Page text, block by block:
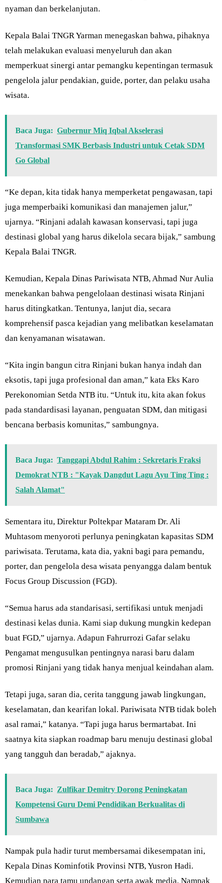
nyaman dan berkelanjutan.
Kepala Balai TNGR Yarman menegaskan bahwa, pihaknya
telah melakukan evaluasi menyeluruh dan akan
memperkuat sinergi antar pemangku kepentingan termasuk
pengelola jalur pendakian, guide, porter, dan pelaku usaha
wisata.
Baca Juga: Gubernur Miq Iqbal Akselerasi
Transformasi SMK Berbasis Industri untuk Cetak SDM
Go Global
“Ke depan, kita tidak hanya memperketat pengawasan, tapi
juga memperbaiki komunikasi dan manajemen jalur,”
ujarnya. “Rinjani adalah kawasan konservasi, tapi juga
destinasi global yang harus dikelola secara bijak,” sambung
Kepala Balai TNGR.
Kemudian, Kepala Dinas Pariwisata NTB, Ahmad Nur Aulia
menekankan bahwa pengelolaan destinasi wisata Rinjani
harus ditingkatkan. Tentunya, lanjut dia, secara
komprehensif pasca kejadian yang melibatkan keselamatan
dan kenyamanan wisatawan.
“Kita ingin bangun citra Rinjani bukan hanya indah dan
eksotis, tapi juga profesional dan aman,” kata Eks Karo
Perekonomian Setda NTB itu. “Untuk itu, kita akan fokus
pada standardisasi layanan, penguatan SDM, dan mitigasi
bencana berbasis komunitas,” sambungnya.
Baca Juga: Tanggapi Abdul Rahim : Sekretaris Fraksi
Demokrat NTB : "Kayak Dangdut Lagu Ayu Ting Ting :
Salah Alamat"
Sementara itu, Direktur Poltekpar Mataram Dr. Ali
Muhtasom menyoroti perlunya peningkatan kapasitas SDM
pariwisata. Terutama, kata dia, yakni bagi para pemandu,
porter, dan pengelola desa wisata penyangga dalam bentuk
Focus Group Discussion (FGD).
“Semua harus ada standarisasi, sertifikasi untuk menjadi
destinasi kelas dunia. Kami siap dukung mungkin kedepan
buat FGD,” ujarnya. Adapun Fahrurrozi Gafar selaku
Pengamat mengusulkan pentingnya narasi baru dalam
promosi Rinjani yang tidak hanya menjual keindahan alam.
Tetapi juga, saran dia, cerita tanggung jawab lingkungan,
keselamatan, dan kearifan lokal. Pariwisata NTB tidak boleh
asal ramai,” katanya. “Tapi juga harus bermartabat. Ini
saatnya kita siapkan roadmap baru menuju destinasi global
yang tangguh dan beradab,” ajaknya.
Baca Juga: Zulfikar Demitry Dorong Peningkatan
Kompetensi Guru Demi Pendidikan Berkualitas di
Sumbawa
Nampak pula hadir turut membersamai dikesempatan ini,
Kepala Dinas Kominfotik Provinsi NTB, Yusron Hadi.
Kemudian para tamu undangan serta awak media. Nampak